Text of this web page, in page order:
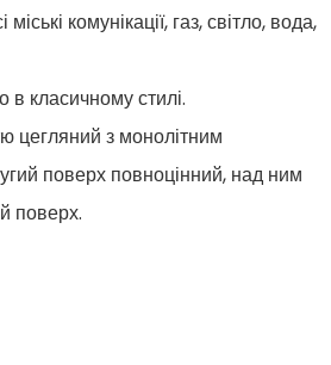
комунікації, газ, світло, вода,
в класичному стилі.
цегляний з монолітним
поверх повноцінний, над ним
поверх.